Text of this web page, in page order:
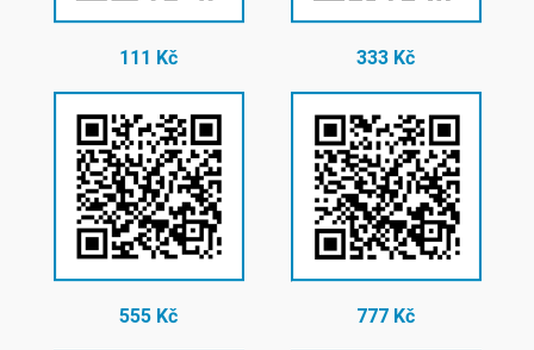
111 Kč 333 Kč
555 Kč 777 Kč